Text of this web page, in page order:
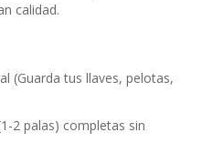
calidad.
(Guarda tus llaves, pelotas,
2 palas) completas sin